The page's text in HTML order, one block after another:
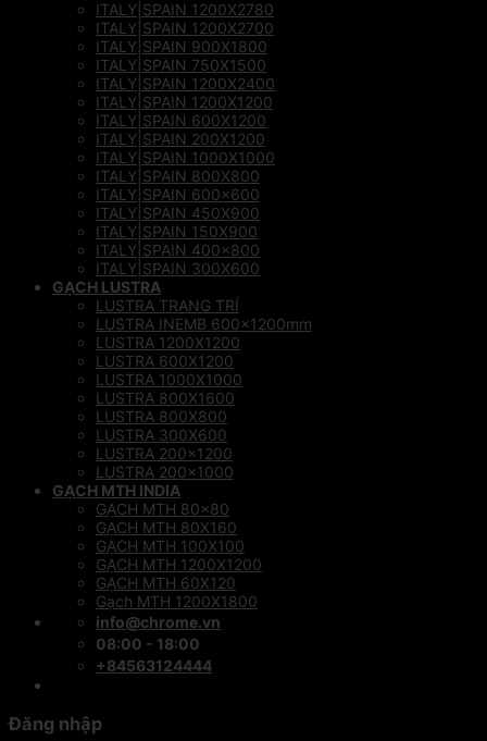
ITALY|SPAIN 1200X2780
ITALY|SPAIN 1200X2700
ITALY|SPAIN 900X1800
ITALY|SPAIN 750X1500
ITALY|SPAIN 1200X2400
ITALY|SPAIN 1200X1200
ITALY|SPAIN 600X1200
ITALY|SPAIN 200X1200
ITALY|SPAIN 1000X1000
ITALY|SPAIN 800X800
ITALY|SPAIN 600×600
ITALY|SPAIN 450X900
ITALY|SPAIN 150X900
ITALY|SPAIN 400×800
ITALY|SPAIN 300X600
GẠCH LUSTRA
LUSTRA TRANG TRÍ
LUSTRA INEMB 600x1200mm
LUSTRA 1200X1200
LUSTRA 600X1200
LUSTRA 1000X1000
LUSTRA 800X1600
LUSTRA 800X800
LUSTRA 300X600
LUSTRA 200×1200
LUSTRA 200×1000
GẠCH MTH INDIA
GẠCH MTH 80×80
GẠCH MTH 80X160
GẠCH MTH 100X100
GẠCH MTH 1200X1200
GẠCH MTH 60X120
Gạch MTH 1200X1800
info@chrome.vn
08:00 - 18:00
+84563124444
Đăng nhập